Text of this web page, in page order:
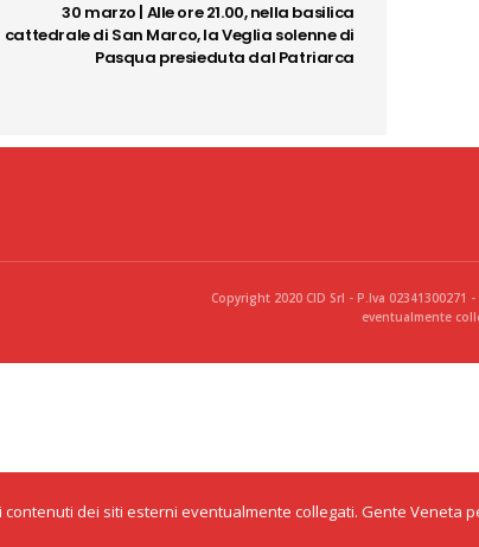
30 marzo | Alle ore 21.00, nella basilica
cattedrale di San Marco, la Veglia solenne di
Pasqua presieduta dal Patriarca
Copyright 2020 CID Srl - P.Iva
eventualmente
contenuti dei siti esterni eventualmente collegati. Gente Veneta